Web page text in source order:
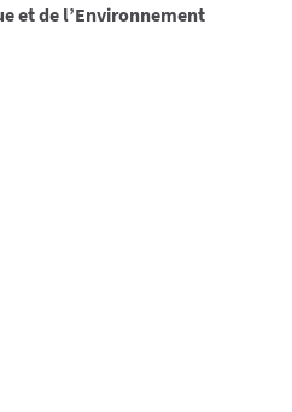
et de l’Environnement